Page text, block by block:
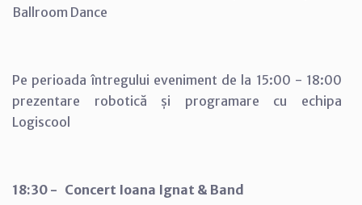
Ballroom Dance
Pe perioada întregului eveniment de la 15:00 - 18:00
prezentare robotică și programare cu echipa
Logiscool
18:30 - Concert Ioana Ignat & Band